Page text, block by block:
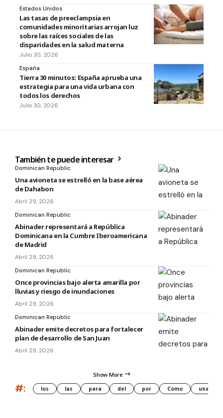
Estados Unidos
Las tasas de preeclampsia en
comunidades minoritarias arrojan luz
sobre las raíces sociales de las
disparidades en la salud materna
Julio 30, 2026
España
Tierra 30 minutos: España aprueba una
estrategia para una vida urbana con
todos los derechos
Julio 30, 2026
También te puede interesar
Dominican Republic
Una avioneta se estrelló en la base aérea
de Dahabon
Abril 29, 2026
Dominican Republic
Abinader representará a República
Dominicana en la Cumbre Iberoamericana
de Madrid
Abril 29, 2026
Dominican Republic
Once provincias bajo alerta amarilla por
lluvias y riesgo de inundaciones
Abril 29, 2026
Dominican Republic
Abinader emite decretos para fortalecer
plan de desarrollo de San Juan
Abril 29, 2026
Show More
#: los las para del por Como una